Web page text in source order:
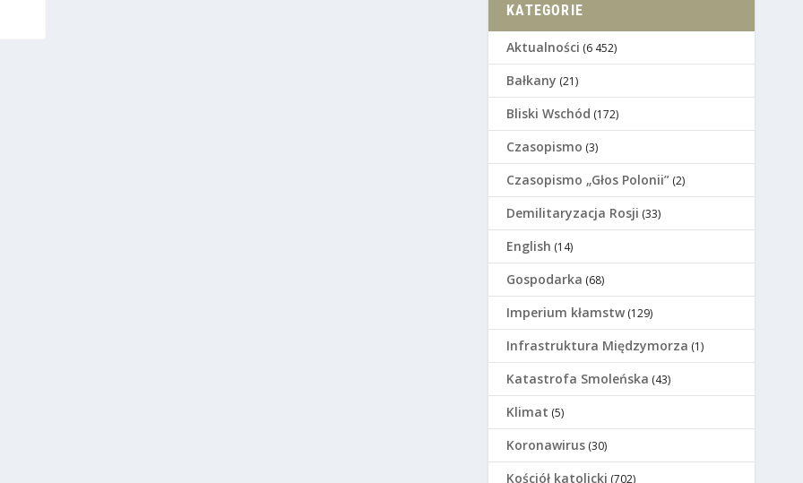
KATEGORIE
Aktualności (6 452)
Bałkany (21)
Bliski Wschód (172)
Czasopismo (3)
Czasopismo „Głos Polonii” (2)
Demilitaryzacja Rosji (33)
English (14)
Gospodarka (68)
Imperium kłamstw (129)
Infrastruktura Międzymorza (1)
Katastrofa Smoleńska (43)
Klimat (5)
Koronawirus (30)
Kościół katolicki (702)